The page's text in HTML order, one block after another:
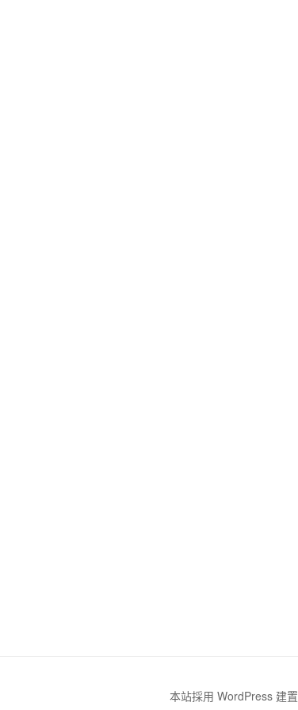
本站採用 WordPress 建置